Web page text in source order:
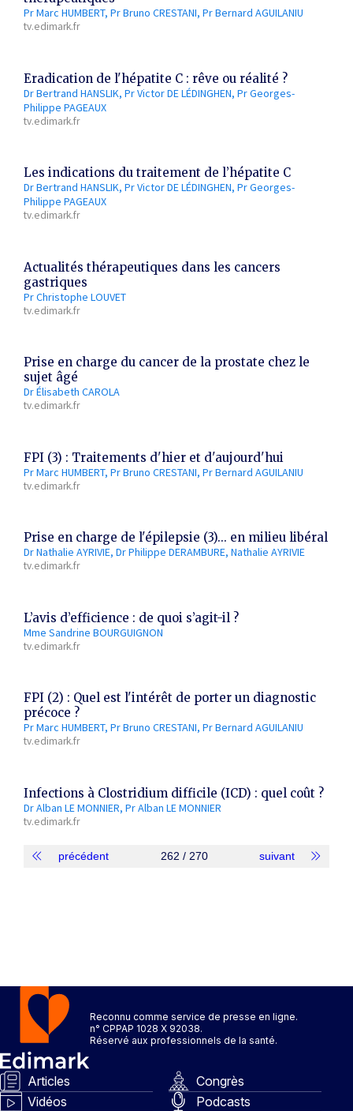
Pr Marc HUMBERT Pr Bruno CRESTANI Pr Bernard AGUILANIU
tv.edimark.fr
Eradication de l'hépatite C : rêve ou réalité ?
Dr Bertrand HANSLIK Pr Victor DE LÉDINGHEN Pr Georges-
Philippe PAGEAUX
tv.edimark.fr
Les indications du traitement de l’hépatite C
Dr Bertrand HANSLIK Pr Victor DE LÉDINGHEN Pr Georges-
Philippe PAGEAUX
tv.edimark.fr
Actualités thérapeutiques dans les cancers
gastriques
Pr Christophe LOUVET
tv.edimark.fr
Prise en charge du cancer de la prostate chez le
sujet âgé
Dr Élisabeth CAROLA
tv.edimark.fr
FPI (3) : Traitements d'hier et d'aujourd'hui
Pr Marc HUMBERT Pr Bruno CRESTANI Pr Bernard AGUILANIU
tv.edimark.fr
Prise en charge de l'épilepsie (3)... en milieu libéral
Dr Nathalie AYRIVIE Dr Philippe DERAMBURE Nathalie AYRIVIE
tv.edimark.fr
L’avis d’efficience : de quoi s’agit-il ?
Mme Sandrine BOURGUIGNON
tv.edimark.fr
FPI (2) : Quel est l'intérêt de porter un diagnostic
précoce ?
Pr Marc HUMBERT Pr Bruno CRESTANI Pr Bernard AGUILANIU
tv.edimark.fr
Infections à Clostridium difficile (ICD) : quel coût ?
Dr Alban LE MONNIER Pr Alban LE MONNIER
tv.edimark.fr
précédent 262 / 270 suivant
Reconnu comme service de presse en ligne.
n° CPPAP 1028 X 92038.
Réservé aux professionnels de la santé.
Articles
Congrès
Vidéos
Podcasts